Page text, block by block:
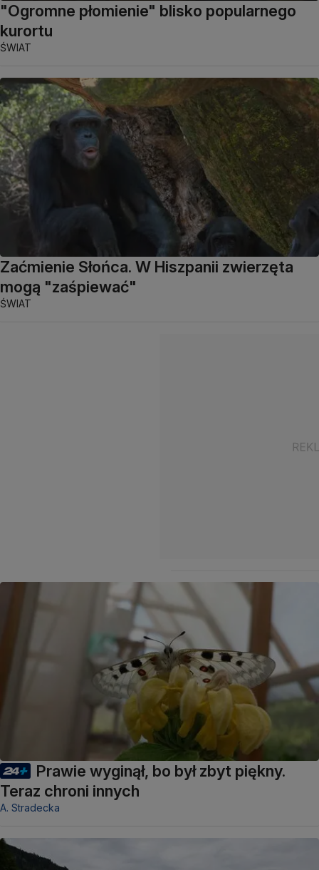
"Ogromne płomienie" blisko popularnego
kurortu
ŚWIAT
Zaćmienie Słońca. W Hiszpanii zwierzęta
mogą "zaśpiewać"
ŚWIAT
Prawie wyginął, bo był zbyt piękny.
Teraz chroni innych
A. Stradecka